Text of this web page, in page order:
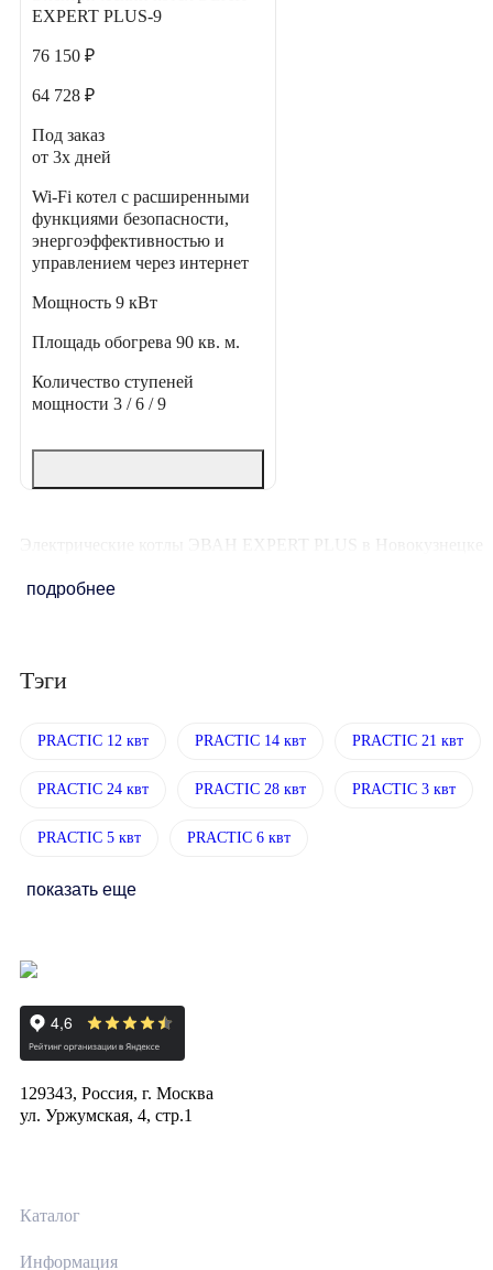
EXPERT PLUS-9
76 150 ₽
64 728 ₽
Под заказ
от 3х дней
Wi-Fi котел с расширенными
функциями безопасности,
энергоэффективностью и
управлением через интернет
Мощность 9 кВт
Площадь обогрева 90 кв. м.
Количество ступеней
мощности 3 / 6 / 9
Электрические котлы ЭВАН EXPERT PLUS в Новокузнецке
подробнее
Тэги
PRACTIC 12 квт PRACTIC 14 квт PRACTIC 21 квт
PRACTIC 24 квт PRACTIC 28 квт PRACTIC 3 квт
PRACTIC 5 квт PRACTIC 6 квт
показать еще
129343, Россия, г. Москва
ул. Уржумская, 4, стр.1
Каталог
Информация